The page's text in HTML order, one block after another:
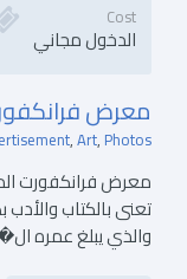
Cost
الدخول مجاني
معرض
Art Photos
معرض فرانكفورت
تعنى بالكتاب
والذي يبلغ عمره